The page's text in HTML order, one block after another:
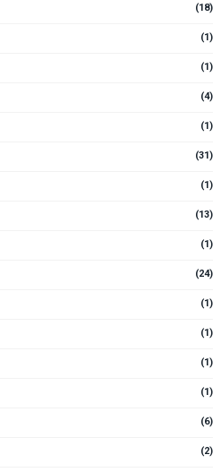
(18)
(1)
(1)
(4)
(1)
(31)
(1)
(13)
(1)
(24)
(1)
(1)
(1)
(1)
(6)
(2)